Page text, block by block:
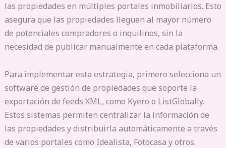
las propiedades en múltiples portales inmobiliarios. Esto
asegura que las propiedades lleguen al mayor número
de potenciales compradores o inquilinos, sin la
necesidad de publicar manualmente en cada plataforma.
Para implementar esta estrategia, primero selecciona un
software de gestión de propiedades que soporte la
exportación de feeds XML, como Kyero o ListGlobally.
Estos sistemas permiten centralizar la información de
las propiedades y distribuirla automáticamente a través
de varios portales como Idealista, Fotocasa y otros.